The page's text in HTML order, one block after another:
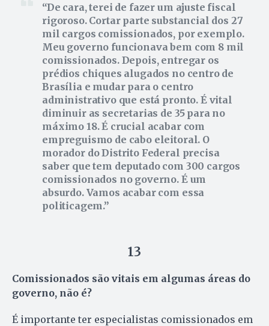
De cara, terei de fazer um ajuste fiscal
rigoroso. Cortar parte substancial dos 27
mil cargos comissionados, por exemplo.
Meu governo funcionava bem com 8 mil
comissionados. Depois, entregar os
prédios chiques alugados no centro de
Brasília e mudar para o centro
administrativo que está pronto. É vital
diminuir as secretarias de 35 para no
máximo 18. É crucial acabar com
empreguismo de cabo eleitoral. O
morador do Distrito Federal precisa
saber que tem deputado com 300 cargos
comissionados no governo. É um
absurdo. Vamos acabar com essa
politicagem.
13
Comissionados são vitais em algumas áreas do
governo, não é?
É importante ter especialistas comissionados em